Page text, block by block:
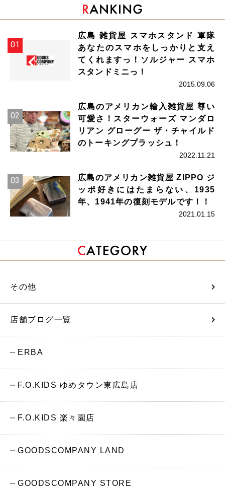
広島 雑貨屋 スマホスタンド 軍隊
あなたのスマホをしっかりと支え
てくれますっ！ソルジャー スマホ
スタンドミニっ！
2015.09.06
広島のアメリカン輸入雑貨屋 尊い
可愛さ！スターウォーズ マンダロ
リアン グローグー ザ・チャイルド
のトーキングプラッシュ！
2022.11.21
広島のアメリカン雑貨屋 ZIPPO ジ
ッポ好きにはたまらない、1935
年、1941年の復刻モデルです！！
2021.01.15
その他
店舗ブログ一覧
ERBA
F.O.KIDS ゆめタウン東広島店
F.O.KIDS 楽々園店
GOODSCOMPANY LAND
GOODSCOMPANY STORE